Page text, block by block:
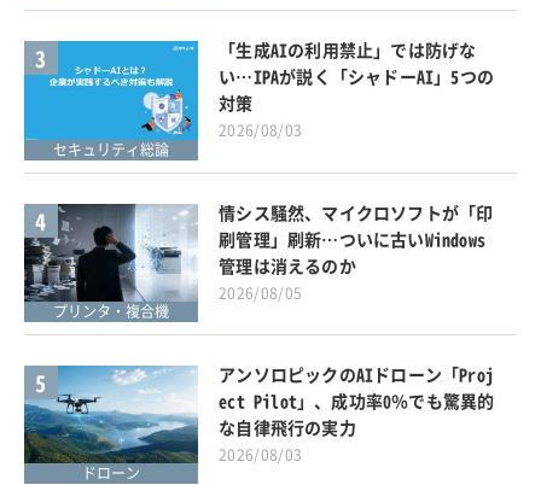
3
セキュリティ総論
「生成AIの利用禁止」では防げな
い…IPAが説く「シャドーAI」5つの
対策
2026/08/03
4
プリンタ・複合機
情シス騒然、マイクロソフトが「印
刷管理」刷新…ついに古いWindows
管理は消えるのか
2026/08/05
5
ドローン
アンソロピックのAIドローン「Proj
ect Pilot」、成功率0％でも驚異的
な自律飛行の実力
2026/08/03